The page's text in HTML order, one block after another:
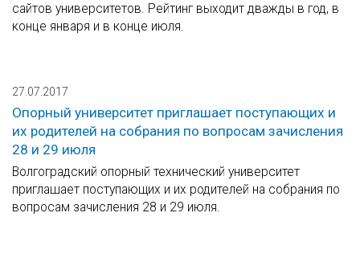
сайтов университетов. Рейтинг выходит дважды в год, в
конце января и в конце июля.
27.07.2017
Опорный университет приглашает поступающих и
их родителей на собрания по вопросам зачисления
28 и 29 июля
Волгоградский опорный технический университет
приглашает поступающих и их родителей на собрания по
вопросам зачисления 28 и 29 июля.